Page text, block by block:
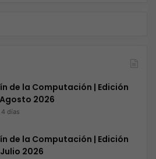
de la Computación | Edición
2026
4 días
de la Computación | Edición
2026